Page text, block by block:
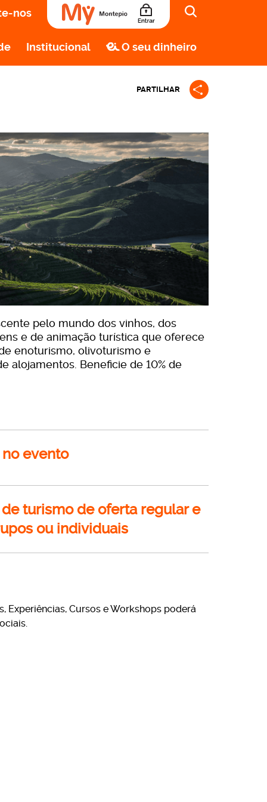
nos
Institucional O seu dinheiro
PARTILHAR
pelo mundo dos vinhos, dos
e de animação turística que oferece
enoturismo, olivoturismo e
alojamentos. Beneficie de 10% de
evento
turismo de oferta regular e
ou individuais
Experiências, Cursos e Workshops poderá